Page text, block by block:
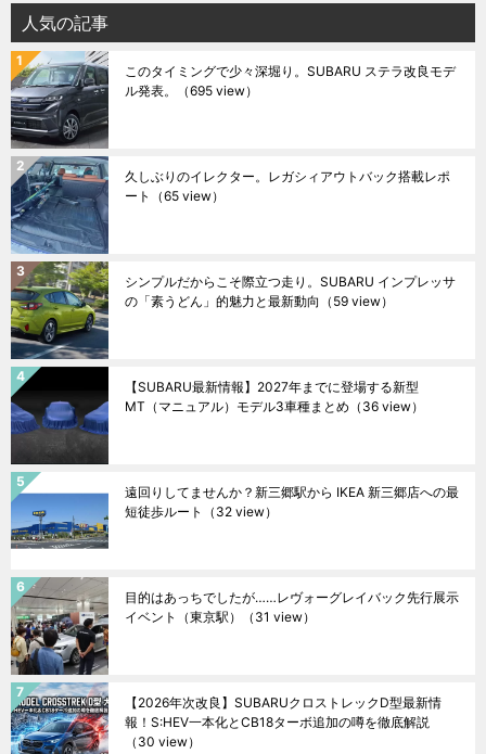
人気の記事
このタイミングで少々深堀り。SUBARU ステラ改良モデ
ル発表。
（695 view）
久しぶりのイレクター。レガシィアウトバック搭載レポ
ート
（65 view）
シンプルだからこそ際立つ走り。SUBARU インプレッサ
の「素うどん」的魅力と最新動向 （59 view）
【SUBARU最新情報】2027年までに登場する新型
MT（マニュアル）モデル3車種まとめ （36 view）
遠回りしてませんか？新三郷駅から IKEA 新三郷店への最
短徒歩ルート
（32 view）
目的はあっちでしたが……レヴォーグレイバック先行展示
イベント（東京駅）
（31 view）
【2026年次改良】SUBARUクロストレックD型最新情
報！S:HEV一本化とCB18ターボ追加の噂を徹底解説
（30 view）